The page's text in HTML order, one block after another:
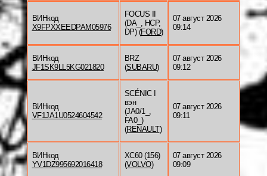
ВИНкод
X9FPXXEEDPAM05976
FOCUS II
(DA_, HCP,
DP) (FORD)
07 август 2026
09:14
ВИНкод
JF1SK9LL5KG021820
BRZ
(SUBARU)
07 август 2026
09:12
ВИНкод
VF1JA1U0524604542
SCÉNIC I
вэн
(JA0/1_,
FA0_)
(RENAULT)
07 август 2026
09:11
ВИНкод
YV1DZ995692016418
XC60 (156)
(VOLVO)
07 август 2026
09:09